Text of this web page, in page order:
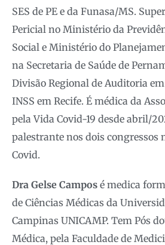
SES de PE e da Funasa/MS.
Pericial no Ministério da
Social e Ministério do
na Secretaria de Saúde de
Divisão Regional de Auditoria
INSS em Recife. É médica da
pela Vida Covid-19 desde abril/
palestrante nos dois congressos
Covid.
Dra Gelse Campos é medica
de Ciências Médicas da
Campinas UNICAMP. Tem Pós
Médica, pela Faculdade de